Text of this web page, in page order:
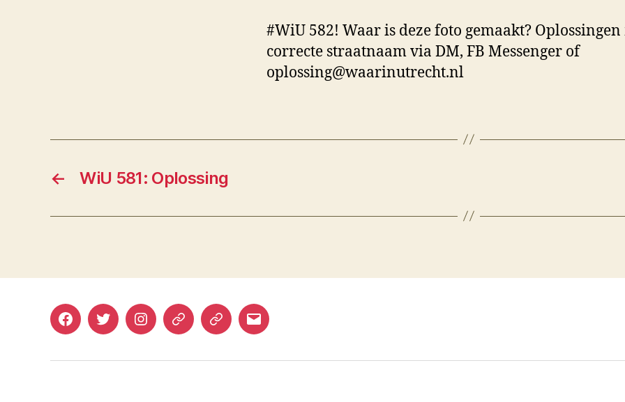
#WiU 582! Waar is deze foto gemaakt? Oplossingen
correcte straatnaam via DM, FB Messenger of
oplossing@waarinutrecht.nl
← WiU 581: Oplossing
FacebookTwitterInstagramMastodonBlueskyE-